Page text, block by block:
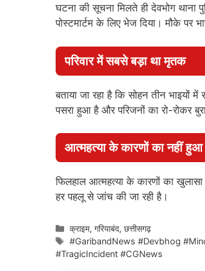
घटना की सूचना मिलते ही देवभोग थाना
पोस्टमार्टम के लिए भेज दिया। मौके पर
परिवार में सबसे बड़ा था मृतक
बताया जा रहा है कि सोहन तीन भाइयों
पसरा हुआ है और परिजनों का रो-रोकर
आत्महत्या के कारणों का नहीं
फिलहाल आत्महत्या के कारणों का
हर पहलू से जांच की जा रही है।
Categories
क्राइम,गरियाबंद,छत्तीसगढ़
Tags
#GaribandNews #Devbhog
#TragicIncident #CGNews